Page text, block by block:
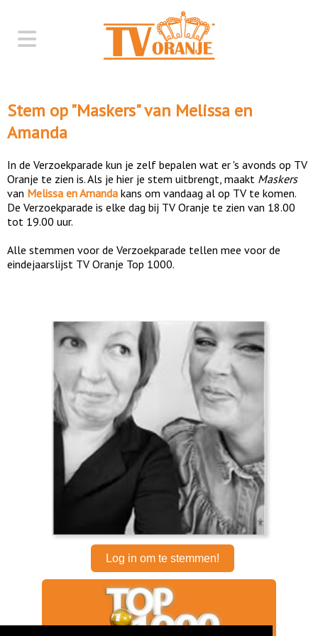
Stem op "Maskers" van Melissa en
Amanda
In de Verzoekparade kun je zelf bepalen wat er 's avonds op TV
Oranje te zien is. Als je hier je stem uitbrengt, maakt Maskers
van Melissa en Amanda kans om vandaag al op TV te komen.
De Verzoekparade is elke dag bij TV Oranje te zien van 18.00
tot 19.00 uur.
Alle stemmen voor de Verzoekparade tellen mee voor de
eindejaarslijst TV Oranje Top 1000.
Log in om te stemmen!